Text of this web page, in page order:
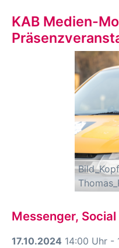
KAB Medien-
Messenger,
17.10.2024 14:00 Uhr -